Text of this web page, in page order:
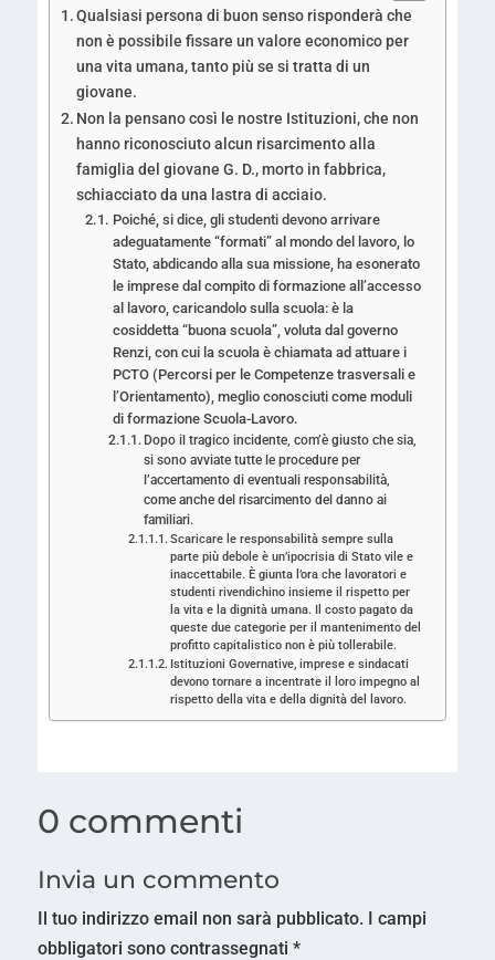
Qualsiasi persona di buon senso risponderà che
non è possibile fissare un valore economico per
una vita umana, tanto più se si tratta di un
giovane.
Non la pensano così le nostre Istituzioni, che non
hanno riconosciuto alcun risarcimento alla
famiglia del giovane G. D., morto in fabbrica,
schiacciato da una lastra di acciaio.
Poiché, si dice, gli studenti devono arrivare
adeguatamente “formati” al mondo del lavoro, lo
Stato, abdicando alla sua missione, ha esonerato
le imprese dal compito di formazione all’accesso
al lavoro, caricandolo sulla scuola: è la
cosiddetta “buona scuola”, voluta dal governo
Renzi, con cui la scuola è chiamata ad attuare i
PCTO (Percorsi per le Competenze trasversali e
l’Orientamento), meglio conosciuti come moduli
di formazione Scuola-Lavoro.
Dopo il tragico incidente, com’è giusto che sia,
si sono avviate tutte le procedure per
l’accertamento di eventuali responsabilità,
come anche del risarcimento del danno ai
familiari.
Scaricare le responsabilità sempre sulla
parte più debole è un’ipocrisia di Stato vile e
inaccettabile. È giunta l’ora che lavoratori e
studenti rivendichino insieme il rispetto per
la vita e la dignità umana. Il costo pagato da
queste due categorie per il mantenimento del
profitto capitalistico non è più tollerabile.
Istituzioni Governative, imprese e sindacati
devono tornare a incentrate il loro impegno al
rispetto della vita e della dignità del lavoro.
0 commenti
Invia un commento
Il tuo indirizzo email non sarà pubblicato. I campi
obbligatori sono contrassegnati *